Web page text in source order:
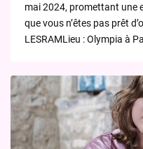
mai 2024, promettant une
que vous n’êtes pas prêt
LESRAMLieu : Olympia à